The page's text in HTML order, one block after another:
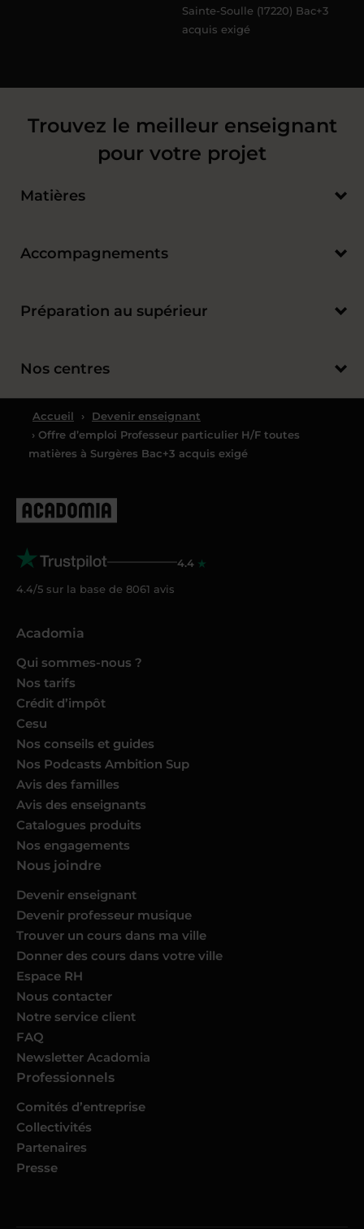
Sainte-Soulle (17220) Bac+3
acquis exigé
Trouvez le meilleur enseignant
pour votre projet
Matières
Accompagnements
Préparation au supérieur
Nos centres
Accueil ›
Devenir enseignant
› Offre d’emploi Professeur particulier H/F toutes
matières à Surgères Bac+3 acquis exigé
4.4
4.4/5 sur la base de 8061 avis
Acadomia
Qui sommes-nous ?
Nos tarifs
Crédit d’impôt
Cesu
Nos conseils et guides
Nos Podcasts Ambition Sup
Avis des familles
Avis des enseignants
Catalogues produits
Nos engagements
Nous joindre
Devenir enseignant
Devenir professeur musique
Trouver un cours dans ma ville
Donner des cours dans votre ville
Espace RH
Nous contacter
Notre service client
FAQ
Newsletter Acadomia
Professionnels
Comités d’entreprise
Collectivités
Partenaires
Presse